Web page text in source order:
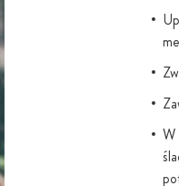
W